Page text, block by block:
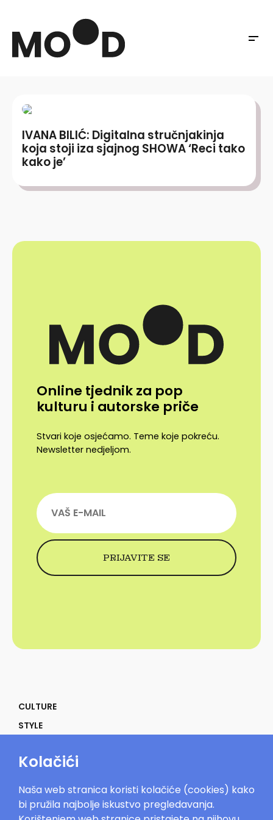
IVANA BILIĆ: Digitalna stručnjakinja
koja stoji iza sjajnog SHOWA ‘Reci tako
kako je’
Online tjednik za pop
kulturu i autorske priče
Stvari koje osjećamo. Teme koje pokreću.
Newsletter nedjeljom.
CULTURE
STYLE
POWER
IN THE MOOD
Kolačići
Naša web stranica koristi kolačiće (cookies) kako
bi pružila najbolje iskustvo pregledavanja.